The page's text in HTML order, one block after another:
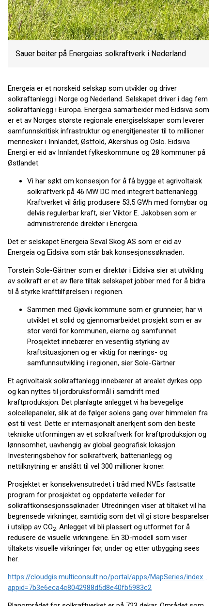
Sauer beiter på Energeias solkraftverk i Nederland
Energeia er et norskeid selskap som utvikler og driver
solkraftanlegg i Norge og Nederland. Selskapet driver i dag fem
solkraftanlegg i Europa. Energeia samarbeider med Eidsiva som
er et av Norges største regionale energiselskaper som leverer
samfunnskritisk infrastruktur og energitjenester til to millioner
mennesker i Innlandet, Østfold, Akershus og Oslo. Eidsiva
Energi er eid av Innlandet fylkeskommune og 28 kommuner på
Østlandet.
Vi har søkt om konsesjon for å få bygge et agrivoltaisk
solkraftverk på 46 MW DC med integrert batterianlegg.
Kraftverket vil årlig produsere 53,5 GWh med fornybar og
delvis regulerbar kraft, sier Viktor E. Jakobsen som er
administrerende direktør i Energeia.
Det er selskapet Energeia Seval Skog AS som er eid av
Energeia og Eidsiva som står bak konsesjonssøknaden.
Torstein Sole-Gärtner som er direktør i Eidsiva sier at utvikling
av solkraft er et av flere tiltak selskapet jobber med for å bidra
til å styrke krafttilførelsen i regionen.
Sammen med Gjøvik kommune som er grunneier, har vi
utviklet et solid og gjennomarbeidet prosjekt som er av
stor verdi for kommunen, eierne og samfunnet.
Prosjektet innebærer en vesentlig styrking av
kraftsituasjonen og er viktig for nærings- og
samfunnsutvikling i regionen, sier Sole-Gärtner
Et agrivoltaisk solkraftanlegg innebærer at arealet dyrkes opp
og kan nyttes til jordbruksformål i samdrift med
kraftproduksjon. Det planlagte anlegget vi ha bevegelige
solcellepaneler, slik at de følger solens gang over himmelen fra
øst til vest. Dette er internasjonalt anerkjent som den beste
tekniske utformingen av et solkraftverk for kraftproduksjon og
lønnsomhet, uavhengig av global geografisk lokasjon.
Investeringsbehov for solkraftverk, batterianlegg og
nettilknytning er anslått til vel 300 millioner kroner.
Prosjektet er konsekvensutredet i tråd med NVEs fastsatte
program for prosjektet og oppdaterte veileder for
solkraftkonsesjonssøknader. Utredningen viser at tiltaket vil ha
begrensede virkninger, samtidig som det vil gi store besparelser
i utslipp av CO2. Anlegget vil bli plassert og utformet for å
redusere de visuelle virkningene. En 3D-modell som viser
tiltakets visuelle virkninger før, under og etter utbygging sees
her.
https://cloudgis.multiconsult.no/portal/apps/MapSeries/
appid=7b3e6eca4c8042988d5d8e40fb5983c2